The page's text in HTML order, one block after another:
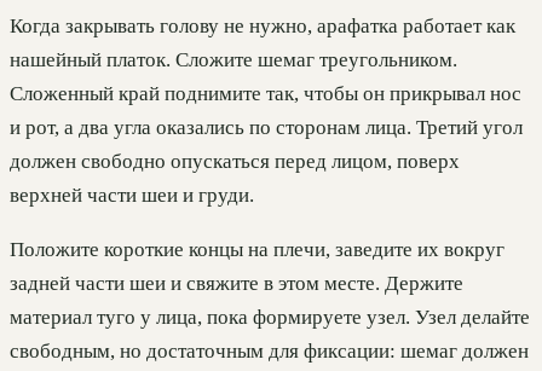
Когда закрывать голову не нужно, арафатка работает как
нашейный платок. Сложите шемаг треугольником.
Сложенный край поднимите так, чтобы он прикрывал нос
и рот, а два угла оказались по сторонам лица. Третий угол
должен свободно опускаться перед лицом, поверх
верхней части шеи и груди.
Положите короткие концы на плечи, заведите их вокруг
задней части шеи и свяжите в этом месте. Держите
материал туго у лица, пока формируете узел. Узел делайте
свободным, но достаточным для фиксации: шемаг должен